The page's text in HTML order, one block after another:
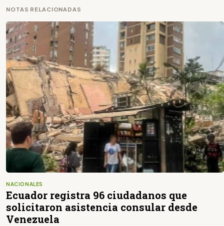
NOTAS RELACIONADAS
NACIONALES
Ecuador registra 96 ciudadanos que
solicitaron asistencia consular desde
Venezuela